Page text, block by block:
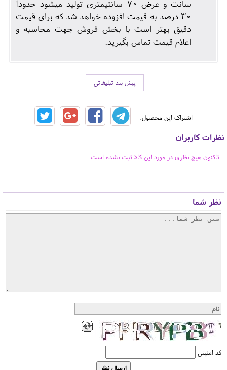
سانت و عرض 70 سانتیمتری تولید میشود حدودآ
30 درصد به قیمت افزوده خواهد شد که برای قیمت
دقیق بهتر است با بخش فروش جهت محاسبه و
اعلام قیمت تماس بگیرید.
پیش بند تبلیغاتی
اشتراک این محصول:
نظرات کاربران
تاکنون هیچ نظری در مورد این کالا ثبت نشده است
نظر شما
کد امنیتی